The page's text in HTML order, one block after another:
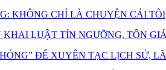
KHÔNG CHỈ LÀ CHUYỆN CÁI
LUẬT TÍN NGƯỠNG, TÔN
ĐỂ XUYÊN TẠC LỊCH SỬ,